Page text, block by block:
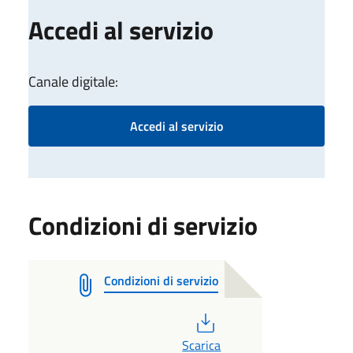
Accedi al servizio
Canale digitale:
Accedi al servizio
Condizioni di servizio
Condizioni di servizio
Scarica